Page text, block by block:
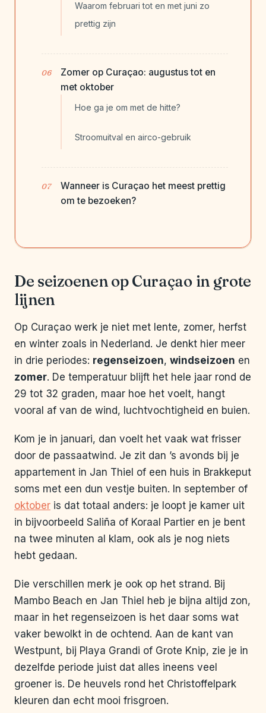
Waarom februari tot en met juni zo
prettig zijn
Zomer op Curaçao: augustus tot en
met oktober
Hoe ga je om met de hitte?
Stroomuitval en airco-gebruik
Wanneer is Curaçao het meest prettig
om te bezoeken?
De seizoenen op Curaçao in grote
lijnen
Op Curaçao werk je niet met lente, zomer, herfst
en winter zoals in Nederland. Je denkt hier meer
in drie periodes: regenseizoen, windseizoen en
zomer. De temperatuur blijft het hele jaar rond de
29 tot 32 graden, maar hoe het voelt, hangt
vooral af van de wind, luchtvochtigheid en buien.
Kom je in januari, dan voelt het vaak wat frisser
door de passaatwind. Je zit dan ’s avonds bij je
appartement in Jan Thiel of een huis in Brakkeput
soms met een dun vestje buiten. In september of
oktober is dat totaal anders: je loopt je kamer uit
in bijvoorbeeld Saliña of Koraal Partier en je bent
na twee minuten al klam, ook als je nog niets
hebt gedaan.
Die verschillen merk je ook op het strand. Bij
Mambo Beach en Jan Thiel heb je bijna altijd zon,
maar in het regenseizoen is het daar soms wat
vaker bewolkt in de ochtend. Aan de kant van
Westpunt, bij Playa Grandi of Grote Knip, zie je in
dezelfde periode juist dat alles ineens veel
groener is. De heuvels rond het Christoffelpark
kleuren dan echt mooi frisgroen.